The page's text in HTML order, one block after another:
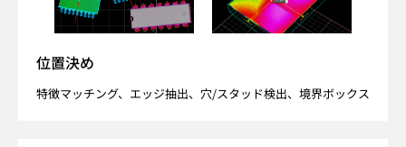
位置決め
特徴マッチング、エッジ抽出、穴/スタッド検出、境界ボックス